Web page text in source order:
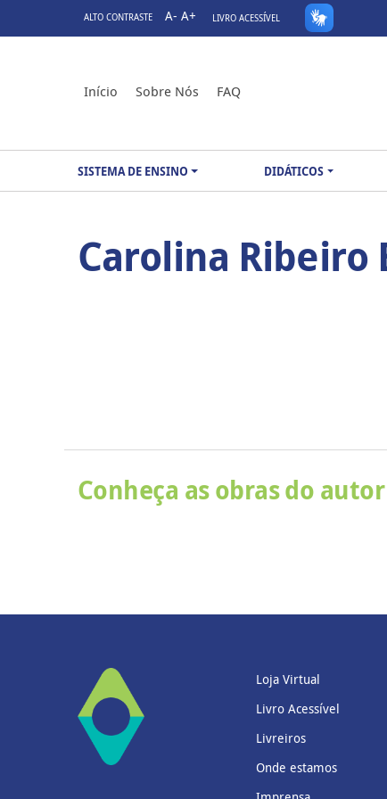
ALTO CONTRASTE A- A+ LIVRO ACESSÍVEL
Início Sobre Nós FAQ
SISTEMA DE ENSINO DIDÁTICOS
Carolina Ribeiro
Conheça as obras do autor
Loja Virtual
Livro Acessível
Livreiros
Onde estamos